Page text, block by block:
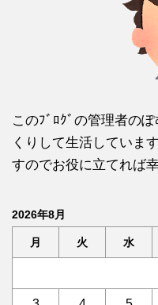
このﾌﾞﾛｸﾞの管理者の
くりして生活していま
すのでお役に立てれば幸
2026年8月
月 火 水